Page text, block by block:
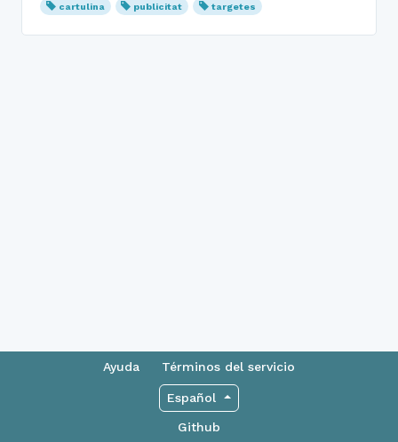
cartulina
publicitat targetes
Ayuda Términos del servicio
Español
Github